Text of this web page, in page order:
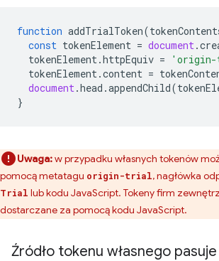
function addTrialToken(
const tokenElement = document .
tokenElement .httpEquiv =
tokenElement .content =
document .head .appendChild(
}
Uwaga:w przypadku własnych tokenów
pomocą metatagu origin-trial, nagłówka
Trial lub kodu JavaScript. Tokeny firm
dostarczane za pomocą kodu JavaScript.
Źródło tokenu własnego